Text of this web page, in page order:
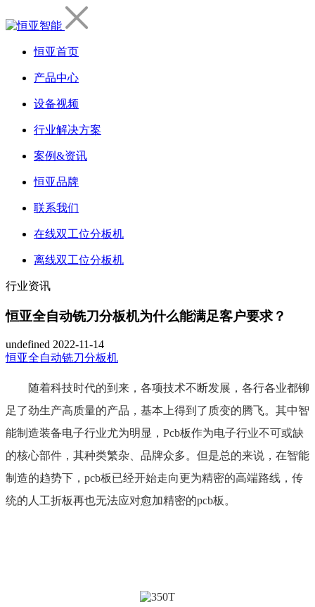
恒亚首页
产品中心
设备视频
行业解决方案
案例&资讯
恒亚品牌
联系我们
在线双工位分板机
离线双工位分板机
行业资讯
恒亚全自动铣刀分板机为什么能满足客户要求？
undefined 2022-11-14
恒亚全自动铣刀分板机
随着科技时代的到来 ， 各项技术不断发展，各行各业都铆
足了劲生产高质量的产品 ， 基本上得到了质变的腾飞。 其中智
能制造装备电子行业尤为明显， Pcb板作为电子行业不可或缺
的核心部件，其种类繁杂、品牌众多。 但是总的来说，在智能
制造的趋势下 ， pcb板已经开始走向更为精密的高端路线，传
统的人工折板再也无法应对愈加精密的pcb板。